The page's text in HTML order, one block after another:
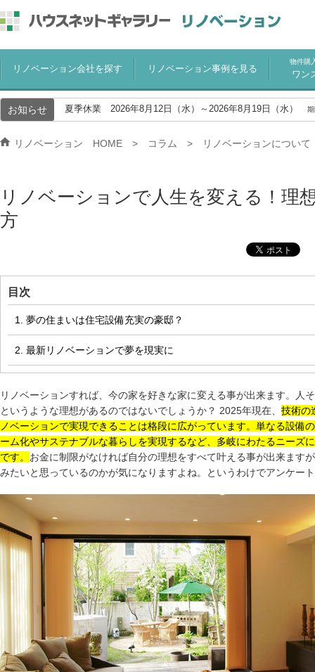
リノベーション会社を探す リノベーション事例を見る
物件購
ワン
お知らせ 夏季休業 2026年8月12日（水）～2026年8月19日（水）
リノベーション HOME コラム リノベーションについて
リノベーションで人生を変える！理
方
目次
1. 夢の住まいは住宅設備充実の豪邸？
2. 最新リノベーションで夢を現実に
リノベーションすれば、今の家を好きな家に変える事が出来ます。人
というような理想があるのではないでしょうか？ 2025年現在、 技術の
ノベーションで実現できることは格段に広がっています。単なる設備
ーム化やサステナブルな暮らしを実現するなど、多岐にわたるニーズ
です。 お金に制限がなければ自分の理想をすべて叶える事が出来ます
みたいと思っているのかが気になりますよね。というわけでアンケー